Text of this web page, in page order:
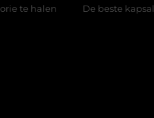
De beste kapsalon in Arnhem: